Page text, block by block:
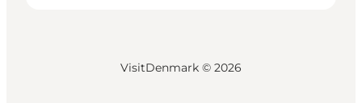
VisitDenmark © 2026